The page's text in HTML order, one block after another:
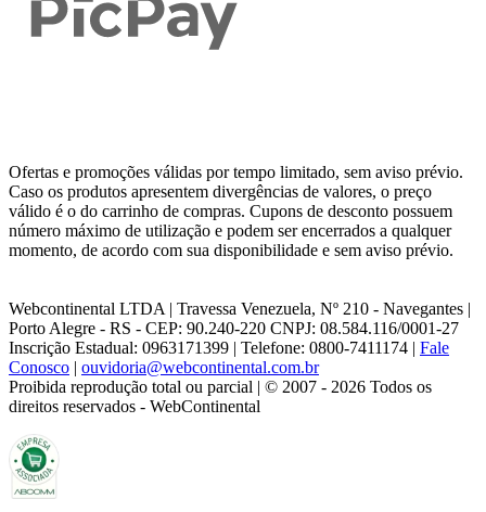
Ofertas e promoções válidas por tempo limitado, sem aviso prévio.
Caso os produtos apresentem divergências de valores, o preço
válido é o do carrinho de compras. Cupons de desconto possuem
número máximo de utilização e podem ser encerrados a qualquer
momento, de acordo com sua disponibilidade e sem aviso prévio.
Webcontinental LTDA | Travessa Venezuela, Nº 210 - Navegantes |
Porto Alegre - RS - CEP: 90.240-220 CNPJ: 08.584.116/0001-27
Inscrição Estadual: 0963171399 | Telefone: 0800-7411174 | Fale
Conosco | ouvidoria@webcontinental.com.br
Proibida reprodução total ou parcial | © 2007 - 2026 Todos os
direitos reservados - WebContinental